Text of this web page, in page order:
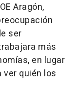
Aragón,
ser
más
en lugar
ver quién los